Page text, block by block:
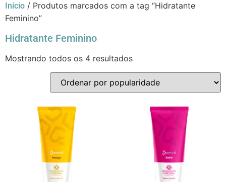
Início / Produtos marcados com a tag “Hidratante
Feminino”
Hidratante Feminino
Mostrando todos os 4 resultados